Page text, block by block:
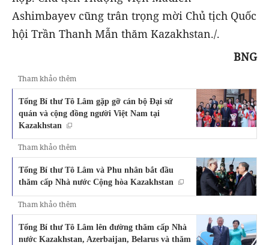
Ashimbayev cũng trân trọng mời Chủ tịch Quốc
hội Trần Thanh Mẫn thăm Kazakhstan./.
BNG
Tham khảo thêm
Tổng Bí thư Tô Lâm gặp gỡ cán bộ Đại sứ
quán và cộng đồng người Việt Nam tại
Kazakhstan
Tham khảo thêm
Tổng Bí thư Tô Lâm và Phu nhân bắt đầu
thăm cấp Nhà nước Cộng hòa Kazakhstan
Tham khảo thêm
Tổng Bí thư Tô Lâm lên đường thăm cấp Nhà
nước Kazakhstan, Azerbaijan, Belarus và thăm